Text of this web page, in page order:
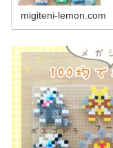
migiteni-lemon.com